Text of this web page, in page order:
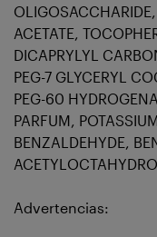
ACETATE,
DICAPRYLYL
PEG-7 GLYCERYL
PEG-60
PARFUM,
BENZALDEHYDE,
Advertencias: